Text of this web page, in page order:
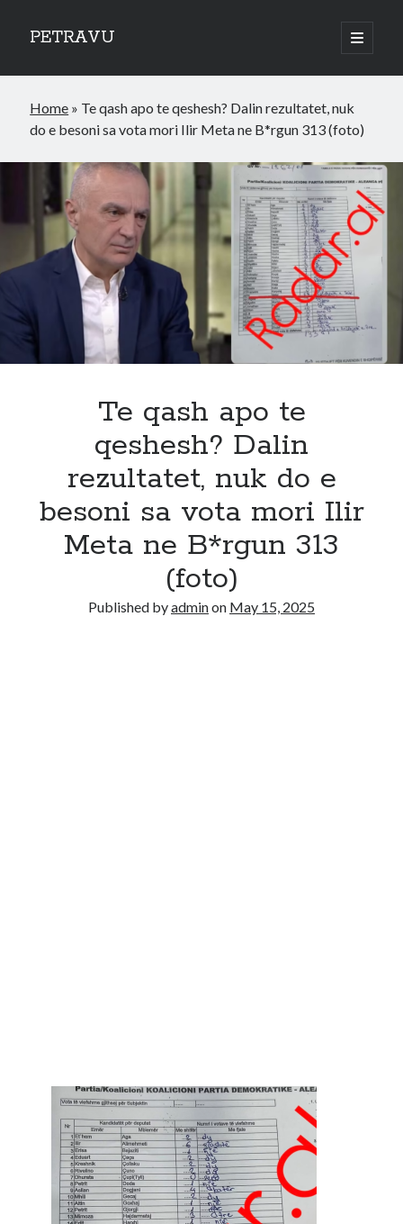
PETRAVU
open
primary
Sidebar
Bank
Credit Cards
Home » Te qash apo te qeshesh? Dalin rezultatet, nuk
do e besoni sa vota mori Ilir Meta ne B*rgun 313 (foto)
Te qash apo te
qeshesh? Dalin
rezultatet, nuk do e
besoni sa vota mori Ilir
Meta ne B*rgun 313
(foto)
Published byadminon May 15, 2025